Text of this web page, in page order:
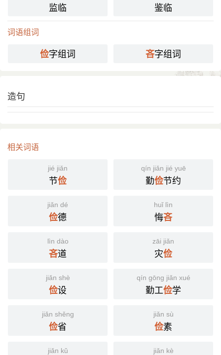
监临 鉴临
词语组词
俭字组词 吝字组词
造句
相关词语
jié jiǎn
节俭
qín jiǎn jié yuē
勤俭节约
jiǎn dé
俭德
huǐ lìn
悔吝
lìn dào
吝道
zāi jiǎn
灾俭
jiǎn shè
俭设
qín gōng jiǎn xué
勤工俭学
jiǎn shěng
俭省
jiǎn sù
俭素
jiǎn kǔ jiǎn kè